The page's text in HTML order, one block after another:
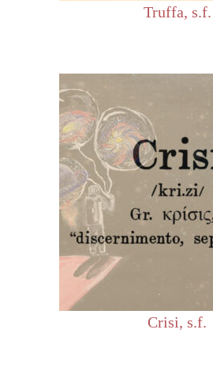
Truffa, s.f.
Crisi, s.f.